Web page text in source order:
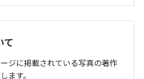
て
ジに掲載されている写真の著作
ます。